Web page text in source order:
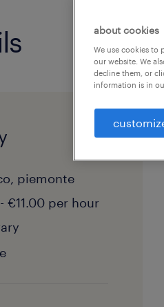
piemonte
€11.00 per hour
about cookies
We use cookies to
our website. We
decline them, or
information is in